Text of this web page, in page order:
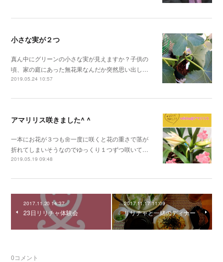
小さな実が２つ
真ん中にグリーンの小さな実が見えますか？子供の
頃、家の庭にあった無花果なんだか突然思い出し…
2019.05.24 10:57
アマリリス咲きました^ ^
一本にお花が３つも🌼一度に咲くと花の重さで茎が
折れてしまいそうなのでゆっくり１つずつ咲いて…
2019.05.19 09:48
2017.11.20 14:37
23日リリチャ体験会
2017.11.17 11:09
リリチャと一緒のディナー
0コメント